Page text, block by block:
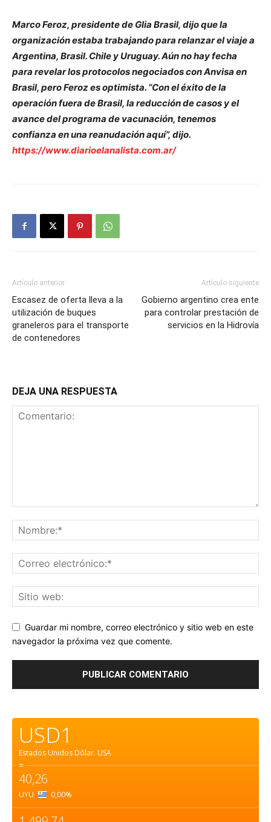
Marco Feroz, presidente de Glia Brasil, dijo que la
organización estaba trabajando para relanzar el viaje a
Argentina, Brasil. Chile y Uruguay. Aún no hay fecha
para revelar los protocolos negociados con Anvisa en
Brasil, pero Feroz es optimista. “Con el éxito de la
operación fuera de Brasil, la reducción de casos y el
avance del programa de vacunación, tenemos
confianza en una reanudación aquí”, dijo.
https://www.diarioelanalista.com.ar/
Artículo anterior
Escasez de oferta lleva a la
utilización de buques
graneleros para el transporte
de contenedores
Artículo siguiente
Gobierno argentino crea ente
para controlar prestación de
servicios en la Hidrovía
DEJA UNA RESPUESTA
Guardar mi nombre, correo electrónico y sitio web en este
navegador la próxima vez que comente.
USD1
Estados Unidos Dólar. USA
=
40,26
UYU 0,00%